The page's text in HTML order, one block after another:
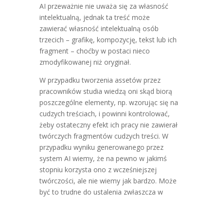
AI przeważnie nie uważa się za własność
intelektualną, jednak ta treść może
zawierać własność intelektualną osób
trzecich – grafikę, kompozycję, tekst lub ich
fragment – choćby w postaci nieco
zmodyfikowanej niż oryginał.
W przypadku tworzenia assetów przez
pracowników studia wiedzą oni skąd biorą
poszczególne elementy, np. wzorując się na
cudzych treściach, i powinni kontrolować,
żeby ostateczny efekt ich pracy nie zawierał
twórczych fragmentów cudzych treści. W
przypadku wyniku generowanego przez
system AI wiemy, że na pewno w jakimś
stopniu korzysta ono z wcześniejszej
twórczości, ale nie wiemy jak bardzo. Może
być to trudne do ustalenia zwłaszcza w